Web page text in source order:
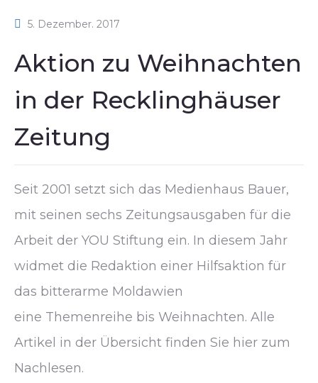
5. Dezember. 2017
Aktion zu Weihnachten
in der Recklinghäuser
Zeitung
Seit 2001 setzt sich das Medienhaus Bauer,
mit seinen sechs Zeitungsausgaben für die
Arbeit der YOU Stiftung ein. In diesem Jahr
widmet die Redaktion einer Hilfsaktion für
das bitterarme Moldawien
eine Themenreihe bis Weihnachten. Alle
Artikel in der Übersicht finden Sie hier zum
Nachlesen.